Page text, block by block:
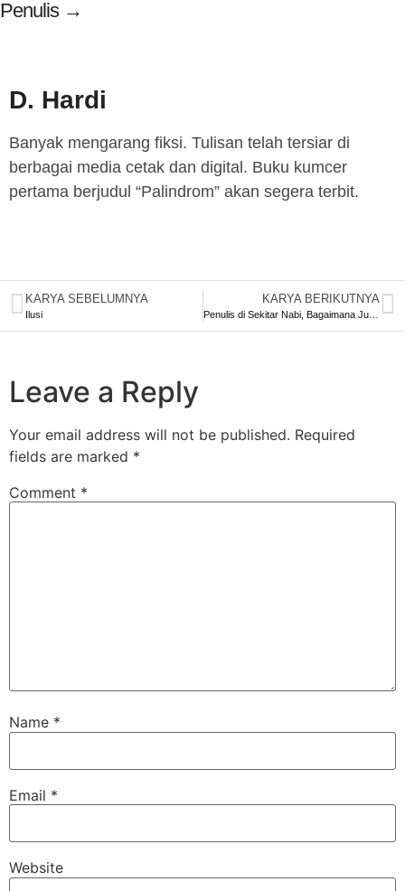
Penulis →
D. Hardi
Banyak mengarang fiksi. Tulisan telah tersiar di
berbagai media cetak dan digital. Buku kumcer
pertama berjudul “Palindrom” akan segera terbit.
KARYA SEBELUMNYA
Ilusi
KARYA BERIKUTNYA
Penulis di Sekitar Nabi, Bagaimana Jurnalisme Sekarang, dan Upaya Melawan Kebatilan
Leave a Reply
Your email address will not be published. Required
fields are marked *
Comment *
Name *
Email *
Website